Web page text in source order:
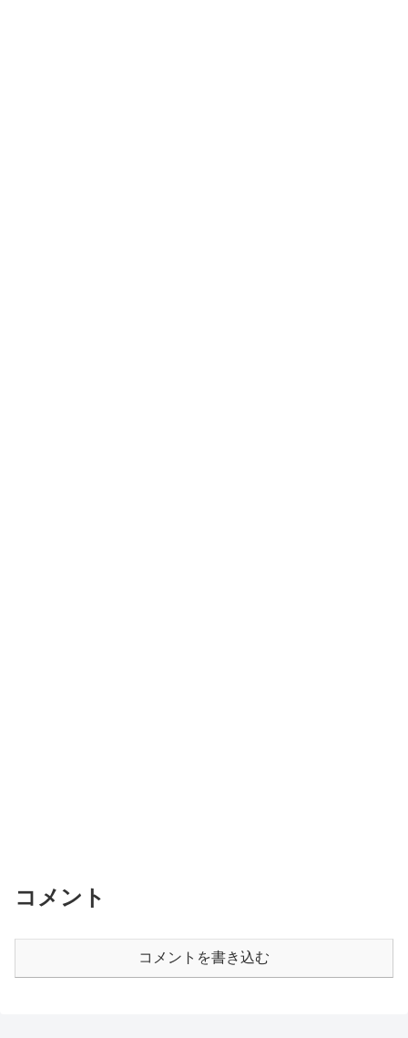
コメント
コメントを書き込む